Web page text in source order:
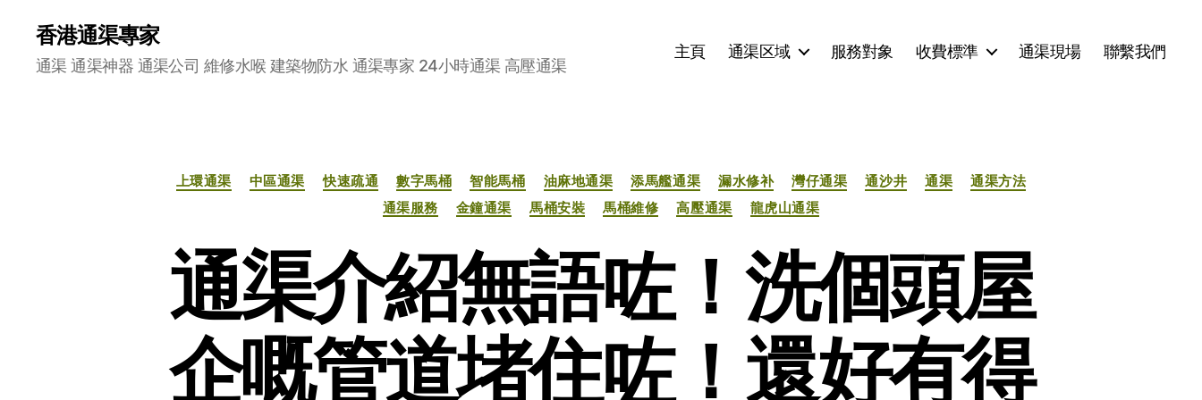
香港通渠專家
通渠 通渠神器 通渠公司 維修水喉 建築物防水 通渠專家 24小時通渠 高壓通渠
主頁 通渠区域 服務對象 收費標準 通渠現場 聯繫我們
分
类
上環通渠 中區通渠 快速疏通 數字馬桶 智能馬桶 油麻地通渠 添馬艦通渠 漏水修补 灣仔通渠 通沙井 通渠
通渠方法
通渠服務
金鐘通渠 馬桶安裝 馬桶維修 高壓通渠 龍虎山通渠
通渠介紹無語咗！洗個頭屋
企嘅管道堵住咗！還好有得